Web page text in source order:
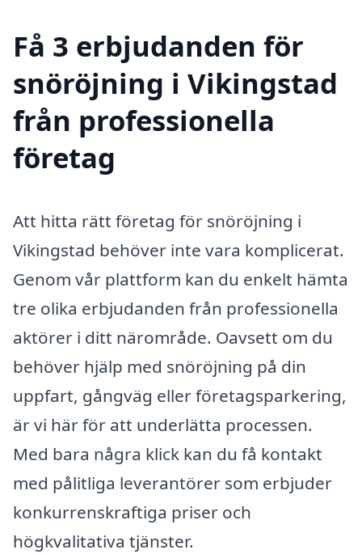
Få 3 erbjudanden för
snöröjning i Vikingstad
från professionella
företag
Att hitta rätt företag för snöröjning i
Vikingstad behöver inte vara komplicerat.
Genom vår plattform kan du enkelt hämta
tre olika erbjudanden från professionella
aktörer i ditt närområde. Oavsett om du
behöver hjälp med snöröjning på din
uppfart, gångväg eller företagsparkering,
är vi här för att underlätta processen.
Med bara några klick kan du få kontakt
med pålitliga leverantörer som erbjuder
konkurrenskraftiga priser och
högkvalitativa tjänster.